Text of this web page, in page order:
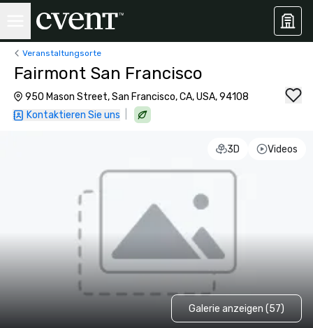
Veranstaltungsorte
Fairmont San Francisco
950 Mason Street, San Francisco, CA, USA, 94108
Kontaktieren Sie uns
3D Videos
Galerie anzeigen (57)